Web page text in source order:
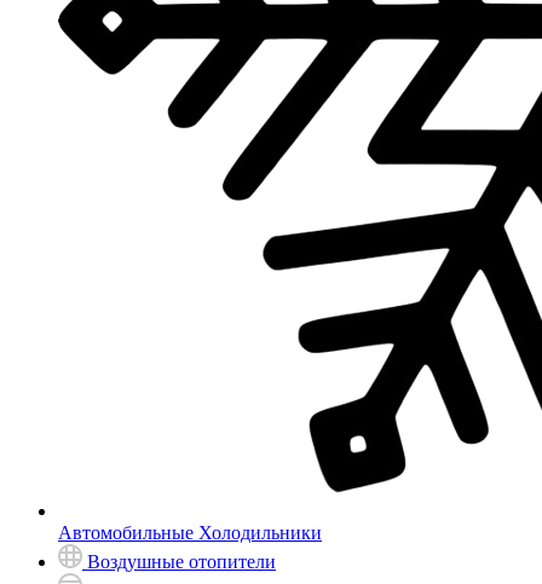
Автомобильные Холодильники
Воздушные отопители